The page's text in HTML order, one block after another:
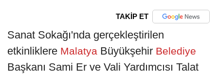
TAKİP ET
Sanat Sokağı'nda gerçekleştirilen
etkinliklere Malatya Büyükşehir Belediye
Başkanı Sami Er ve Vali Yardımcısı Talat